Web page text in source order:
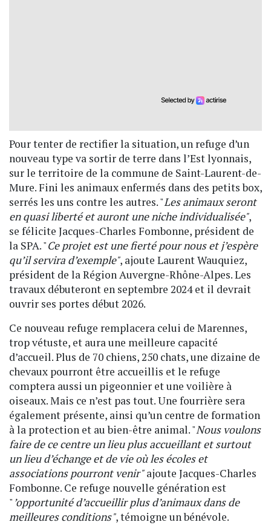
Pour tenter de rectifier la situation, un refuge d’un
nouveau type va sortir de terre dans l’Est lyonnais,
sur le territoire de la commune de Saint-Laurent-de-
Mure. Fini les animaux enfermés dans des petits box,
serrés les uns contre les autres. "Les animaux seront
en quasi liberté et auront une niche individualisée",
se félicite Jacques-Charles Fombonne, président de
la SPA. "Ce projet est une fierté pour nous et j’espère
qu’il servira d’exemple", ajoute Laurent Wauquiez,
président de la Région Auvergne-Rhône-Alpes. Les
travaux débuteront en septembre 2024 et il devrait
ouvrir ses portes début 2026.
Ce nouveau refuge remplacera celui de Marennes,
trop vétuste, et aura une meilleure capacité
d’accueil. Plus de 70 chiens, 250 chats, une dizaine de
chevaux pourront être accueillis et le refuge
comptera aussi un pigeonnier et une voilière à
oiseaux. Mais ce n’est pas tout. Une fourrière sera
également présente, ainsi qu’un centre de formation
à la protection et au bien-être animal. "Nous voulons
faire de ce centre un lieu plus accueillant et surtout
un lieu d’échange et de vie où les écoles et
associations pourront venir"ajoute Jacques-Charles
Fombonne. Ce refuge nouvelle génération est
" ’opportunité d’accueillir plus d’animaux dans de
meilleures conditions", témoigne un bénévole.